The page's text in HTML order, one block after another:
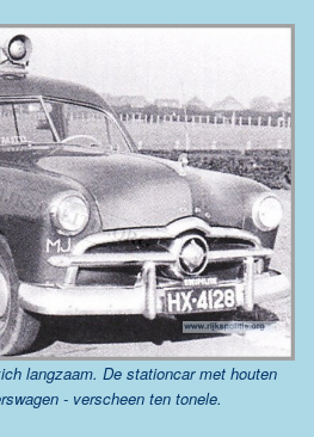
langzaam. De stationcar met houten
- verscheen ten tonele.